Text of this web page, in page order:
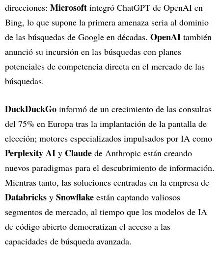
direcciones: Microsoft integró ChatGPT de OpenAI en
Bing, lo que supone la primera amenaza seria al dominio
de las búsquedas de Google en décadas. OpenAI también
anunció su incursión en las búsquedas con planes
potenciales de competencia directa en el mercado de las
búsquedas.
DuckDuckGo informó de un crecimiento de las consultas
del 75% en Europa tras la implantación de la pantalla de
elección; motores especializados impulsados por IA como
Perplexity AI y Claude de Anthropic están creando
nuevos paradigmas para el descubrimiento de información.
Mientras tanto, las soluciones centradas en la empresa de
Databricks y Snowflake están captando valiosos
segmentos de mercado, al tiempo que los modelos de IA
de código abierto democratizan el acceso a las
capacidades de búsqueda avanzada.